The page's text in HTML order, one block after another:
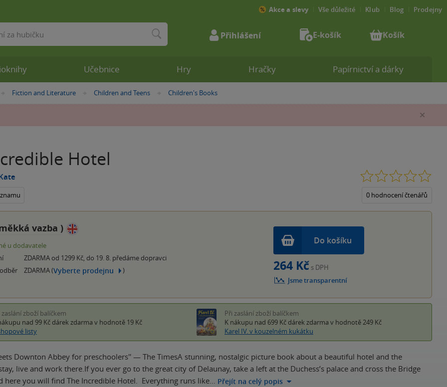
»Fiction and Literature »
Children and Teens »
Children's Books
Hotel
0 hodnocení čtenářů
vazba )
u dodavatele
ZDARMA od 1299 Kč, do 19. 8. předáme dopravci
ZDARMA (Vyberte prodejnu )
Do košíku
264 Kč s DPH
Jsme transparentní
zaslání zboží balíčkem
nad 99 Kč dárek zdarma v hodnotě 19 Kč
listy
Při zaslání zboží balíčkem
K nákupu nad 699 Kč dárek zdarma v hodnotě 249 Kč
Karel IV. v kouzelném kukátku
Downton Abbey for preschoolers'' — The TimesA stunning, nostalgic picture book about a beautiful hotel and the
live and work there.If you ever go to the great city of Delaunay, take a left at the Duchess’s palace and cross the Bridge
here you will find The Incredible Hotel. Everything runs like… Přejít na celý popis
Učebnice Hry Hračky Papírnictví a dárky
Akce a slevy Vše důležité Klub Blog Prodejny
Přihlášení E-košík Košík